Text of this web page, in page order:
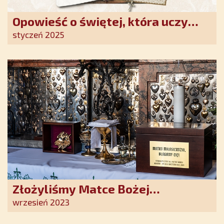
Opowieść o świętej, która uczy
szczerego oddania się Bogu.
nadziei w XXI wieku
styczeń 2025
Złożyliśmy Matce Bożej
Ostrobramskiej pozłacane wotum
wrzesień 2023